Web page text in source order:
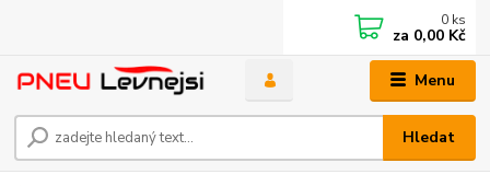
Menu
Hledat
0 ks
za 0,00 Kč